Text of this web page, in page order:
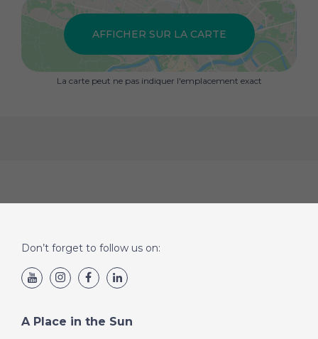
piscine privée et un parking couvert sur le terrain.
AFFICHER SUR LA CARTE
La carte peut ne pas indiquer l'emplacement exact
Don’t forget to follow us on:
A Place in the Sun